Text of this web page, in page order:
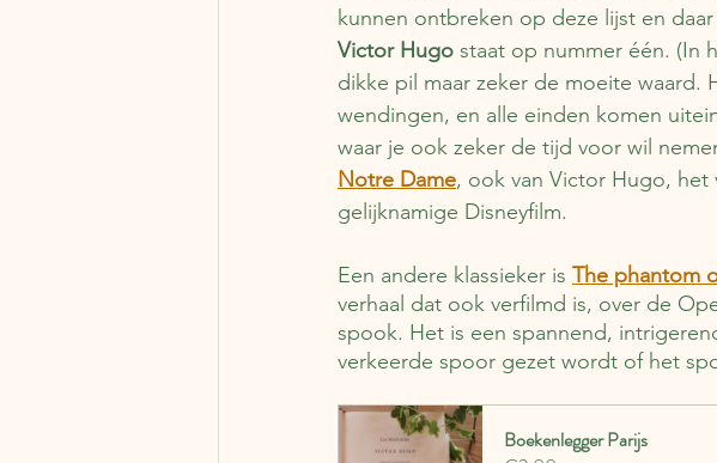
kunnen ontbreken op deze lijst en
Victor Hugo staat op nummer één. (In
dikke pil maar zeker de moeite waard.
wendingen, en alle einden komen
waar je ook zeker de tijd voor wil
Notre Dame, ook van Victor Hugo, het
gelijknamige Disneyfilm.
Een andere klassieker is The phantom
verhaal dat ook verfilmd is, over de
spook. Het is een spannend,
verkeerde spoor gezet wordt of het
Boekenlegger Parijs